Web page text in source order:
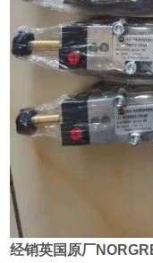
经销英国原厂